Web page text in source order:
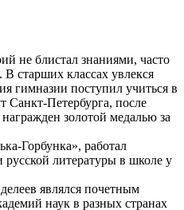
не блистал знаниями, часто
старших классах увлекся
гимназии поступил учиться в
Санкт-Петербурга, после
золотой медалью за
Горбунка», работал
русской литературы в школе у
являлся почетным
наук в разных странах